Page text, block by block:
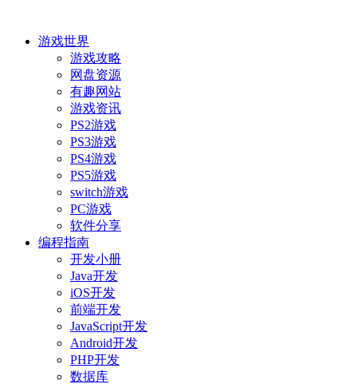
游戏世界
游戏攻略
网盘资源
有趣网站
游戏资讯
PS2游戏
PS3游戏
PS4游戏
PS5游戏
switch游戏
PC游戏
软件分享
编程指南
开发小册
Java开发
iOS开发
前端开发
JavaScript开发
Android开发
PHP开发
数据库